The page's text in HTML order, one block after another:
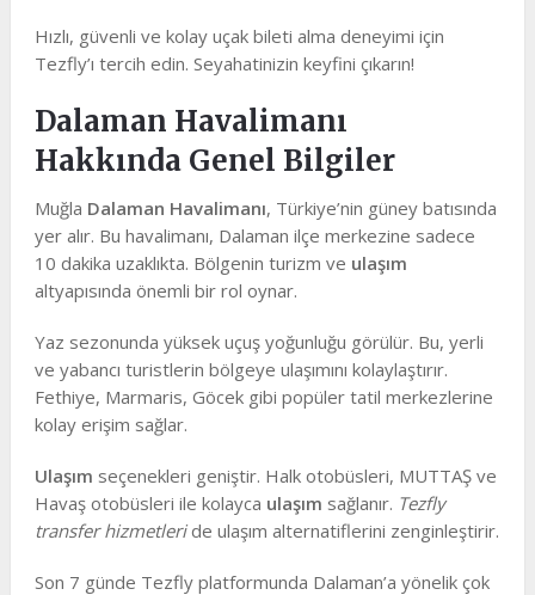
Hızlı, güvenli ve kolay uçak bileti alma deneyimi için
Tezfly’ı tercih edin. Seyahatinizin keyfini çıkarın!
Dalaman Havalimanı
Hakkında Genel Bilgiler
Muğla Dalaman Havalimanı, Türkiye’nin güney batısında
yer alır. Bu havalimanı, Dalaman ilçe merkezine sadece
10 dakika uzaklıkta. Bölgenin turizm ve ulaşım
altyapısında önemli bir rol oynar.
Yaz sezonunda yüksek uçuş yoğunluğu görülür. Bu, yerli
ve yabancı turistlerin bölgeye ulaşımını kolaylaştırır.
Fethiye, Marmaris, Göcek gibi popüler tatil merkezlerine
kolay erişim sağlar.
Ulaşım seçenekleri geniştir. Halk otobüsleri, MUTTAŞ ve
Havaş otobüsleri ile kolayca ulaşım sağlanır. Tezfly
transfer hizmetleride ulaşım alternatiflerini zenginleştirir.
Son 7 günde Tezfly platformunda Dalaman’a yönelik çok